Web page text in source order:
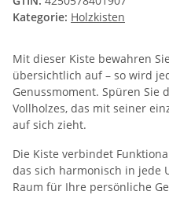
Kategorie: Holzkisten
Mit dieser Kiste bewahren
übersichtlich auf – so wird
Genussmoment. Spüren Sie
Vollholzes, das mit seiner
auf sich zieht.
Die Kiste verbindet
das sich harmonisch in jede
Raum für Ihre persönliche